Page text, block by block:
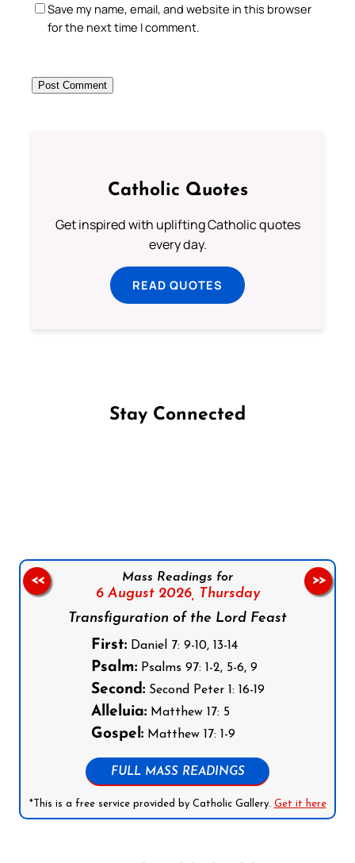
Save my name, email, and website in this browser
for the next time I comment.
Catholic Quotes
Get inspired with uplifting Catholic quotes
every day.
READ QUOTES
Stay Connected
Mass Readings for
6 August 2026, Thursday
Transfiguration of the Lord Feast
First:Daniel 7: 9-10, 13-14
Psalm:Psalms 97: 1-2, 5-6, 9
Second:Second Peter 1: 16-19
Alleluia:Matthew 17: 5
Gospel:Matthew 17: 1-9
FULL MASS READINGS
*This is a free service provided by Catholic Gallery. Get it here
<< >>